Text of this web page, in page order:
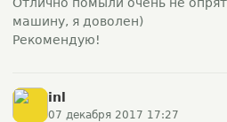
машину, я доволен)
Рекомендую!
inl
07 декабря 2017 17:27